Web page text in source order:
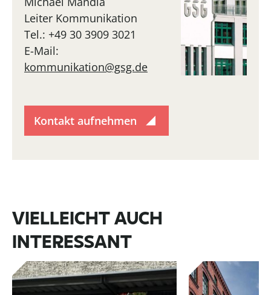
Leiter Kommunikation
Tel.: +49 30 3909 3021
E-Mail:
kommunikation@gsg.de
Kontakt aufnehmen
VIELLEICHT AUCH
INTERESSANT